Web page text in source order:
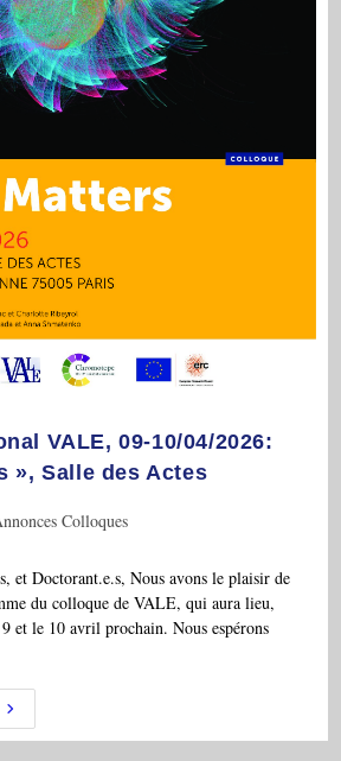
VALE, 09-10/04/2026:
», Salle des Actes
Colloques
et Doctorant.e.s, Nous avons le plaisir de
du colloque de VALE, qui aura lieu,
et le 10 avril prochain. Nous espérons
COLL